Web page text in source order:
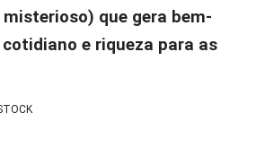
que gera bem-
e riqueza para as